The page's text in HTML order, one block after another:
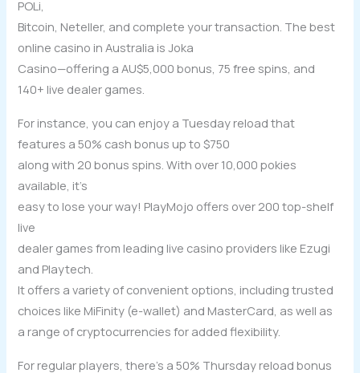
POLi,
Bitcoin, Neteller, and complete your transaction. The best
online casino in Australia is Joka
Casino—offering a AU$5,000 bonus, 75 free spins, and
140+ live dealer games.
For instance, you can enjoy a Tuesday reload that
features a 50% cash bonus up to $750
along with 20 bonus spins. With over 10,000 pokies
available, it’s
easy to lose your way! PlayMojo offers over 200 top-shelf
live
dealer games from leading live casino providers like Ezugi
and Playtech.
It offers a variety of convenient options, including trusted
choices like MiFinity (e-wallet) and MasterCard, as well as
a range of cryptocurrencies for added flexibility.
For regular players, there’s a 50% Thursday reload bonus